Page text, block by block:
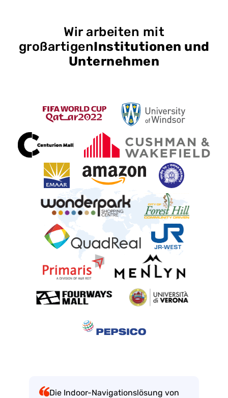
Wir arbeiten mit
großartigenInstitutionen und
Unternehmen
Die Indoor-Navigationslösung von